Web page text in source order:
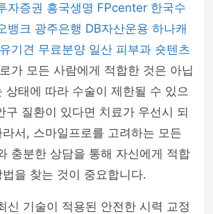
자증권 흥국생명 FPcenter 한국수
뱅크 광주은행 DB자산운용 하나캐
유기견 무료분양 일산 피부과 숏텐츠
가 모든 사람에게 적합한 것은 아닙
상태에 따라 수술이 제한될 수 있으
구 질환이 있다면 치료가 우선시 되
서, 스마일프로를 고려하는 모든
충분한 상담을 통해 자신에게 적합
을 찾는 것이 중요합니다.
신 기술이 적용된 안전한 시력 교정